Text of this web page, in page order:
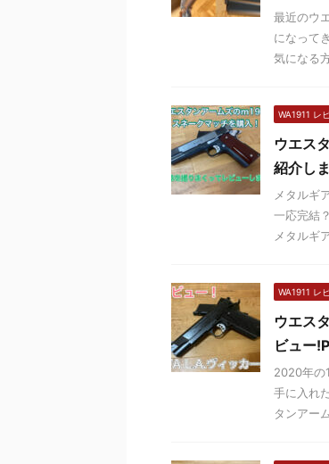
最近のウ
になって
気になる
WA1911 レ
ウエス
紹介し
メタルギ
一応完結
メタルギ
WA1911 レ
ウエス
ビュー
2020年の
手に入れ
タンアー